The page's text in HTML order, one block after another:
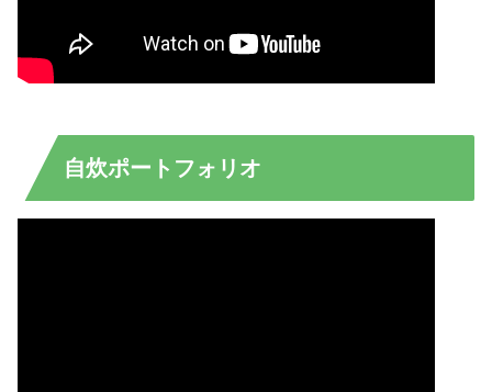
自炊ポートフォリオ